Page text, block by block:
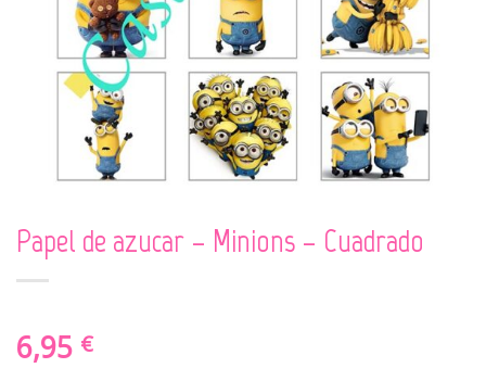
Papel de azucar – Minions – Cuadrado
6,95 €